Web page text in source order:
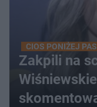
CIOS PONIŻEJ
Zakpili na